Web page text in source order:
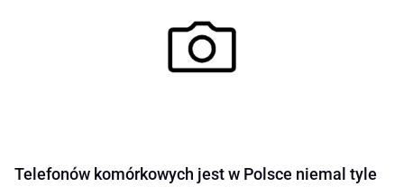
Telefonów komórkowych jest w Polsce niemal tyle